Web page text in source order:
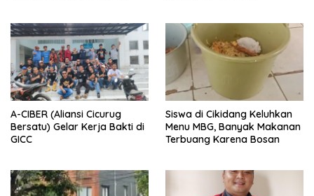
A-CIBER (Aliansi Cicurug
Bersatu) Gelar Kerja Bakti di
GICC
Siswa di Cikidang Keluhkan
Menu MBG, Banyak Makanan
Terbuang Karena Bosan